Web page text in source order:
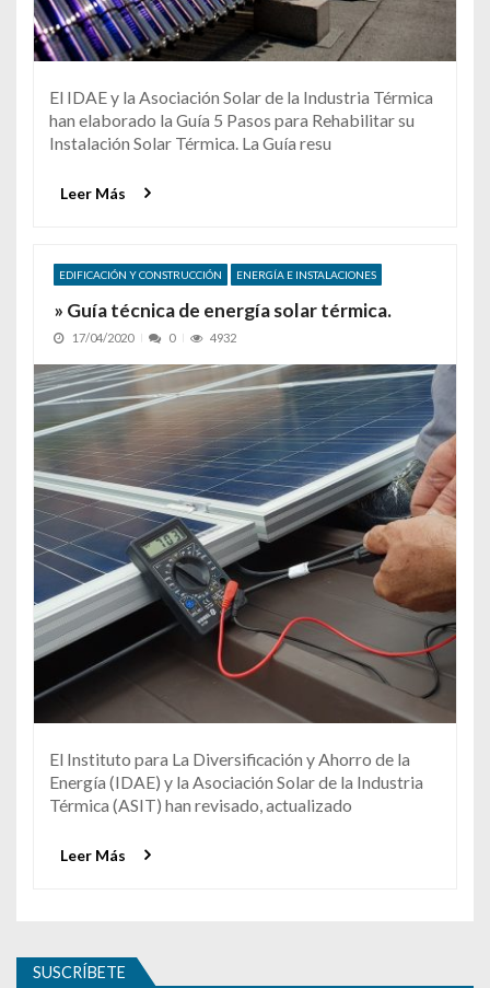
El IDAE y la Asociación Solar de la Industria Térmica
han elaborado la Guía 5 Pasos para Rehabilitar su
Instalación Solar Térmica. La Guía resu
Leer Más
EDIFICACIÓN Y CONSTRUCCIÓN ENERGÍA E INSTALACIONES
» Guía técnica de energía solar térmica.
17/04/2020 0 4932
El Instituto para La Diversificación y Ahorro de la
Energía (IDAE) y la Asociación Solar de la Industria
Térmica (ASIT) han revisado, actualizado
Leer Más
SUSCRÍBETE